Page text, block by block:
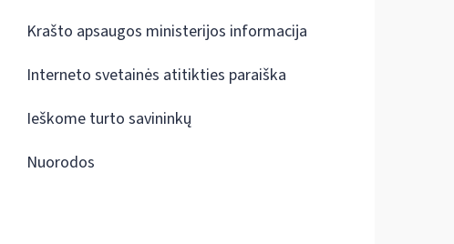
Krašto apsaugos ministerijos informacija
Interneto svetainės atitikties paraiška
Ieškome turto savininkų
Nuorodos